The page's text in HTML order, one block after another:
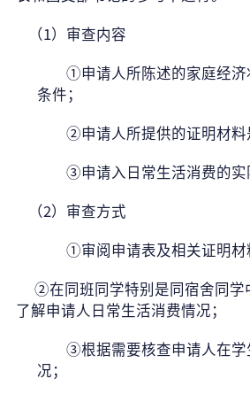
（1）审查内容
①申请人所陈述的家庭经
条件；
②申请人所提供的证明材料
③申请入日常生活消费的实
（2）审查方式
①审阅申请表及相关证明材
②在同班同学特别是同宿舍同学
了解申请人日常生活消费情况；
③根据需要核查申请人在
况；